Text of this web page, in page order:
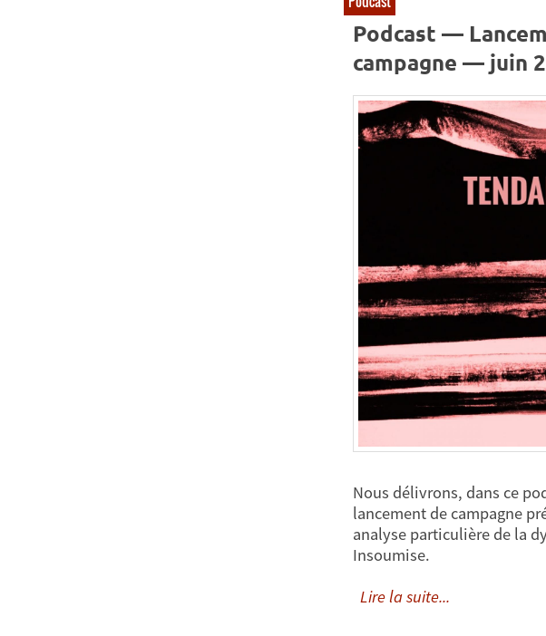
Podcast —
campagne — juin
Nous délivrons, dans ce
lancement de campagne
analyse particulière de la
Insoumise.
Lire la suite...